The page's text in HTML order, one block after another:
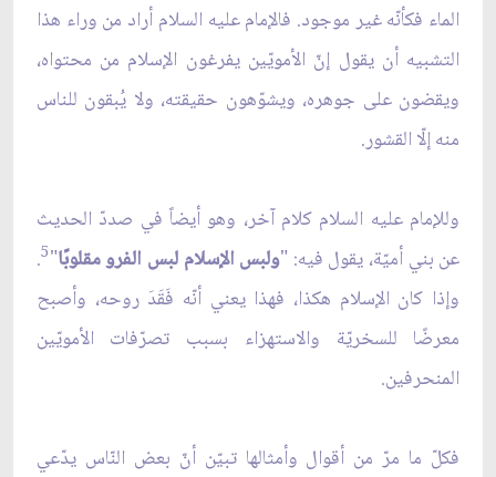
الماء فكأنّه غير موجود. فالإمام عليه السلام أراد من وراء هذا
التشبيه أن يقول إنّ الأمويّين يفرغون الإسلام من محتواه،
ويقضون على جوهره، ويشوّهون حقيقته، ولا يُبقون للناس
منه إلّا القشور.
وللإمام عليه السلام كلام آخر، وهو أيضاً في صددّ الحديث
عن بني أميّة، يقول فيه: "ولبس الإسلام لبس الفرو مقلوبًا"
5
.
وإذا كان الإسلام هكذا، فهذا يعني أنّه فَقَدَ روحه، وأصبح
معرضًا للسخريّة والاستهزاء بسبب تصرّفات الأمويّين
المنحرفين.
فكلّ ما مرّ من أقوال وأمثالها تبيّن أنّ بعض النّاس يدّعي